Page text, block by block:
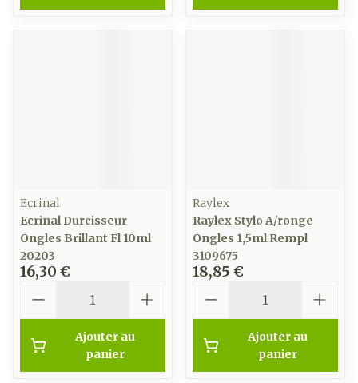
Ecrinal
Ecrinal Durcisseur
Ongles Brillant Fl 10ml
20203
16,30 €
Ajouter au
panier
Raylex
Raylex Stylo A/ronge
Ongles 1,5ml Rempl
3109675
18,85 €
Ajouter au
panier